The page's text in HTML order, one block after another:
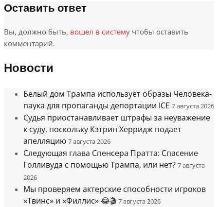
Оставить ответ
Вы, должно быть, вошел в систему чтобы оставить
комментарий.
Новости
Белый дом Трампа использует образы Человека-
паука для пропаганды депортации ICE 7 августа 2026
Судья приостанавливает штрафы за неуважение
к суду, поскольку Кэтрин Херридж подает
апелляцию 7 августа 2026
Следующая глава Спенсера Пратта: Спасение
Голливуда с помощью Трампа, или нет? 7 августа
2026
Мы проверяем актерские способности игроков
«Твинс» и «Филлис» 😂🎬 7 августа 2026